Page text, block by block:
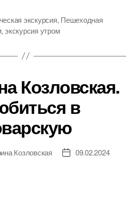
экскурсия, Пешеходная
,экскурсия утром
Козловская.
в
Козловская
Дата09.02.2024